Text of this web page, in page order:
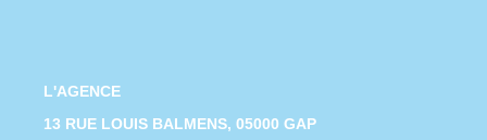
L'AGENCE
13 RUE LOUIS BALMENS, 05000 GAP